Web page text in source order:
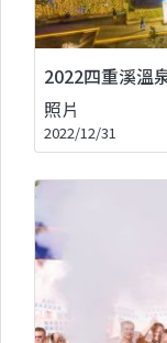
2022四重溪溫
照片
2022/12/31